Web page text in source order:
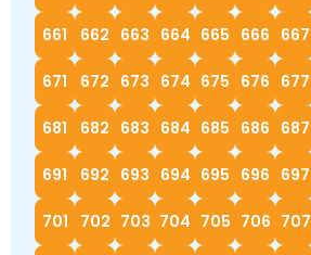
661 662 663 664 665 666 667
671 672 673 674 675 676 677
681 682 683 684 685 686 687
691 692 693 694 695 696 697
701 702 703 704 705 706 707